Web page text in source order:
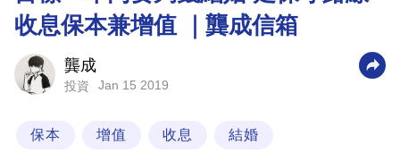
商
科
收息保本兼增值 ｜龔成信箱
龔成
投資 Jan 15 2019
保本 增值 收息 結婚